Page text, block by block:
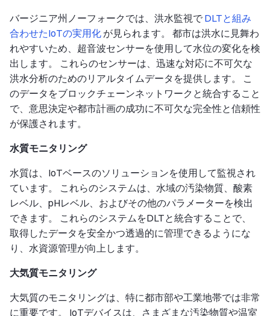
バージニア州ノーフォークでは、洪水監視で DLTと組み
合わせたIoTの実用化 が見られます。 都市は洪水に見舞わ
れやすいため、超音波センサーを使用して水位の変化を検
出します。 これらのセンサーは、迅速な対応に不可欠な
洪水分析のためのリアルタイムデータを提供します。 こ
のデータをブロックチェーンネットワークと統合すること
で、意思決定や都市計画の成功に不可欠な完全性と信頼性
が保護されます。
水質モニタリング
水質は、IoTベースのソリューションを使用して監視され
ています。 これらのシステムは、水域の汚染物質、酸素
レベル、pHレベル、およびその他のパラメーターを検出
できます。 これらのシステムをDLTと統合することで、
取得したデータを安全かつ透過的に管理できるようにな
り、水資源管理が向上します。
大気質モニタリング
大気質のモニタリングは、特に都市部や工業地帯では非常
に重要です。 IoTデバイスは、さまざまな汚染物質や温室